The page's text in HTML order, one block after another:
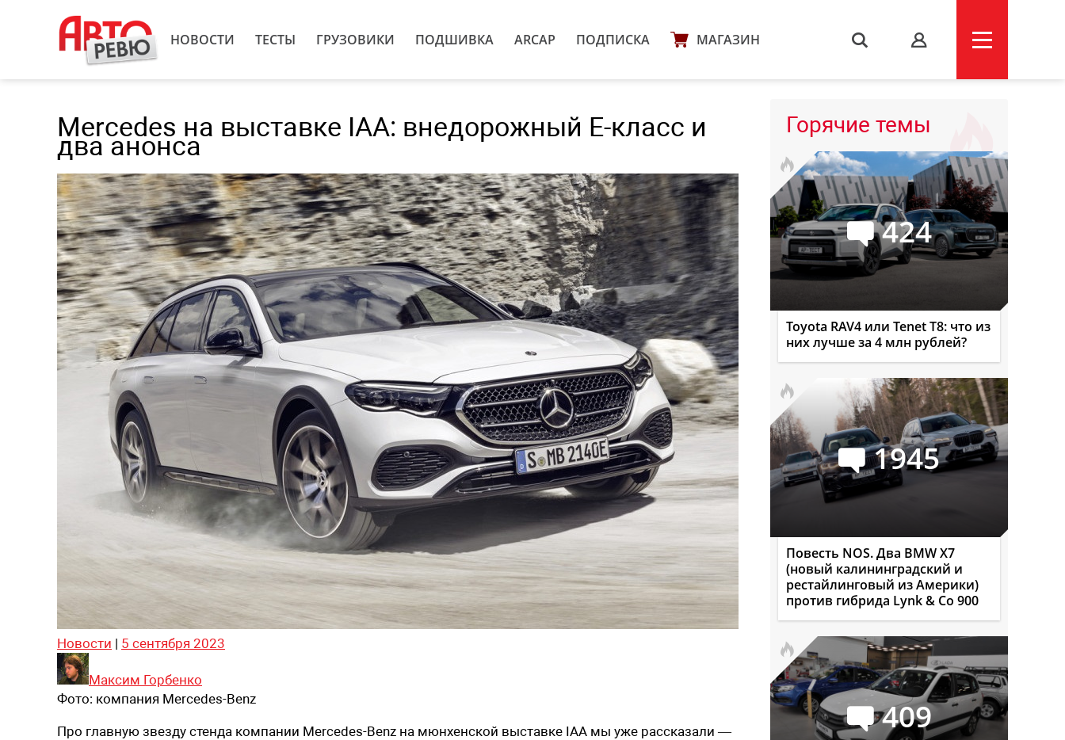
НОВОСТИ ТЕСТЫ ГРУЗОВИКИ ПОДШИВКА ARCAP ПОДПИСКА МАГАЗИН s
Mercedes на выставке IAA: внедорожный E-класс и
два анонса
Новости | 5 сентября 2023
Максим Горбенко
Фото: компания Mercedes-Benz
Про главную звезду стенда компании Mercedes-Benz на мюнхенской выставке IAA мы уже рассказали —
Горячие темы
424
Toyota RAV4 или Tenet T8: что из
них лучше за 4 млн рублей?
1945
Повесть NOS. Два BMW X7
(новый калининградский и
рестайлинговый из Америки)
против гибрида Lynk & Co 900
409